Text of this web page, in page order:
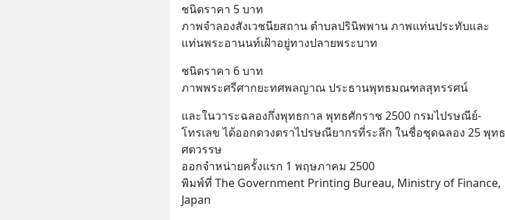
ชนิดราคา 5 บาท
ภาพจำลองสังเวชนียสถาน ตำบลปรินิพพาน ภาพแท่นประทับและ
แท่นพระอานนท์เฝ้าอยู่ทางปลายพระบาท
ชนิดราคา 6 บาท
ภาพพระศรีศากยะทศพลญาณ ประธานพุทธมณฑลสุทรรศน์
และในวาระฉลองกึ่งพุทธกาล พุทธศักราช 2500 กรมไปรษณีย์-
โทรเลข ได้ออกดวงตราไปรษณียากรที่ระลึก ในชื่อชุดฉลอง 25 พุทธ
ศตวรรษ
ออกจำหน่ายครั้งแรก 1 พฤษภาคม 2500
พิมพ์ที่ The Government Printing Bureau, Ministry of Finance,
Japan